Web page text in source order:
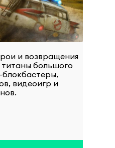
и возвращения
большого
видеоигр и